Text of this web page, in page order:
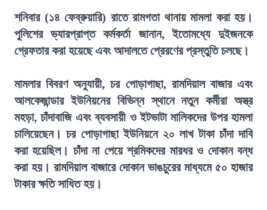
শনিবার (১৪ ফেব্রুয়ারি) রাতে রামগতা থানায় মামলা করা হয়।
পুলিশের ভ্যারপ্রাপ্ত কর্মকর্তা জানান, ইতোমধ্যে দুইজনকে
গ্রেফতার করা হয়েছে এবং আদালতে প্রেরণের প্রস্তুতি চলছে।
মামলার বিবরণ অনুযায়ী, চর পোড়াগাছা, রামদিয়াল বাজার এবং
আলকেজান্ডার ইউনিয়নের বিভিন্ন স্থানে নতুন কর্মীরা অস্ত্র
মহড়া, চাঁদাবাজি এবং ব্যবসায়ী ও ইটভাটা মালিকদের উপর হামলা
চালিয়েছেন। চর পোড়াগাছা ইউনিয়নে ২০ লাখ টাকা চাঁদা দাবি
করা হয়েছিল। চাঁদা না পেয়ে শ্রমিকদের মারধর ও দোকান বন্ধ
করা হয়। রামদিয়াল বাজারে দোকান ভাঙচুরের মাধ্যমে ৫০ হাজার
টাকার ক্ষতি সাধিত হয়।